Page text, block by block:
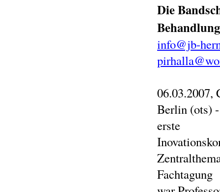
Die
Behandlung
info@jb-
06.03.2007,
Berlin (ots)
erste
Fachtagung